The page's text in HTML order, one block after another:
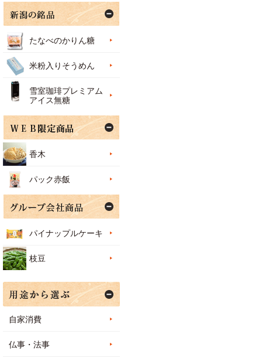
たなべのかりん糖
米粉入りそうめん
雪室珈琲プレミアム
アイス無糖
香木
パック赤飯
パイナップルケーキ
枝豆
自家消費
仏事・法事